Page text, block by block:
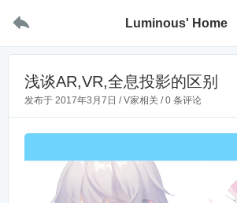
 Luminous' Home
浅谈AR,VR,全息投影的区别
发布于 2017年3月7日 /V家相关 /0 条评论